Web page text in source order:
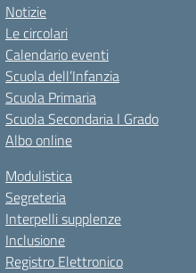
Notizie
Le circolari
Calendario eventi
Scuola dell’Infanzia
Scuola Primaria
Scuola Secondaria I Grado
Albo online
Modulistica
Segreteria
Interpelli supplenze
Inclusione
Registro Elettronico